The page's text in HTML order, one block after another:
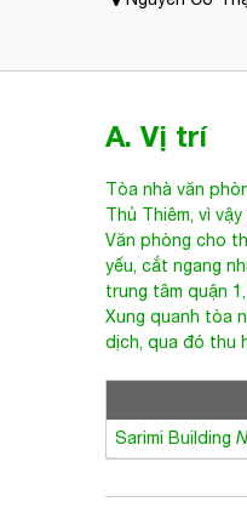
A. Vị trí
Tòa nhà văn
Thủ Thiêm, vì
Văn phòng cho
yếu, cắt ngang
trung tâm quận
Xung quanh tòa
dịch, qua đó thu
Sarimi Building